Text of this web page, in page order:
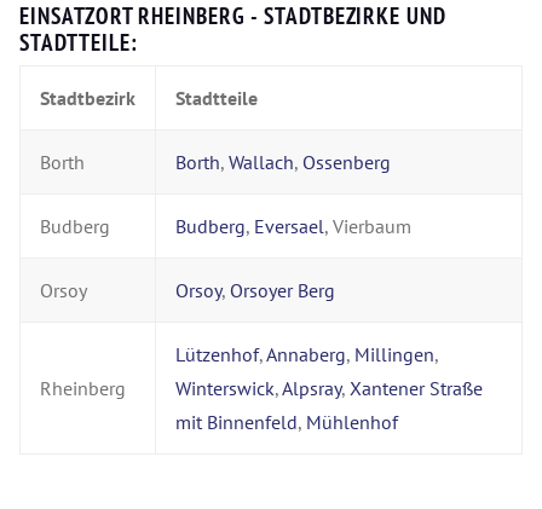
EINSATZORT RHEINBERG - STADTBEZIRKE UND
STADTTEILE:
Stadtbezirk Stadtteile
Borth Borth, Wallach, Ossenberg
Budberg Budberg, Eversael, Vierbaum
Orsoy Orsoy, Orsoyer Berg
Rheinberg
Lützenhof,Annaberg, Millingen,
Winterswick,Alpsray, Xantener Straße
mit Binnenfeld, Mühlenhof